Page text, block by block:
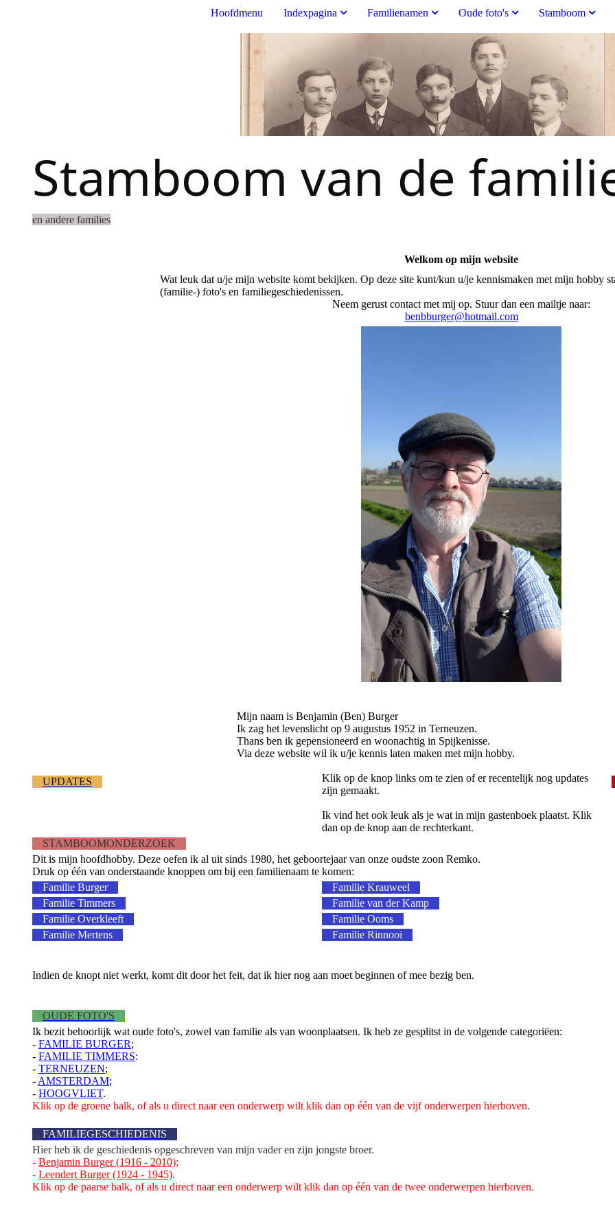
Hoofdmenu Indexpagina Familienamen Oude foto's Stamboom
Stamboom van de
en andere families
Welkom op mijn website
Wat leuk dat u/je mijn website komt bekijken. Op deze site kunt/kun u/je kennismaken met mijn hobby
(familie-) foto's en familiegeschiedenissen.
Neem gerust contact met mij op. Stuur dan een mailtje naar:
benbburger@hotmail.com
Mijn naam is Benjamin (Ben) Burger
Ik zag het levenslicht op 9 augustus 1952 in Terneuzen.
Thans ben ik gepensioneerd en woonachtig in Spijkenisse.
Via deze website wil ik u/je kennis laten maken met mijn hobby.
UPDATES
Klik op de knop links om te zien of er recentelijk nog updates
zijn gemaakt.
Ik vind het ook leuk als je wat in mijn gastenboek plaatst. Klik
dan op de knop aan de rechterkant.
STAMBOOMONDERZOEK
Dit is mijn hoofdhobby. Deze oefen ik al uit sinds 1980, het geboortejaar van onze oudste zoon Remko.
Druk op één van onderstaande knoppen om bij een familienaam te komen:
Familie Burger
Familie Timmers
Familie Overkleeft
Familie Mertens
Familie Krauweel
Familie van der Kamp
Familie Ooms
Familie Rinnooi
Indien de knopt niet werkt, komt dit door het feit, dat ik hier nog aan moet beginnen of mee bezig ben.
OUDE FOTO'S
Ik bezit behoorlijk wat oude foto's, zowel van familie als van woonplaatsen. Ik heb ze gesplitst in de volgende categoriëen:
- FAMILIE BURGER;
- FAMILIE TIMMERS:
- TERNEUZEN;
- AMSTERDAM;
- HOOGVLIET.
Klik op de groene balk, of als u direct naar een onderwerp wilt klik dan op één van de vijf onderwerpen hierboven.
FAMILIEGESCHIEDENIS
Hier heb ik de geschiedenis opgeschreven van mijn vader en zijn jongste broer.
- Benjamin Burger (1916 - 2010);
- Leendert Burger (1924 - 1945).
Klik op de paarse balk, of als u direct naar een onderwerp wilt klik dan op één van de twee onderwerpen hierboven.